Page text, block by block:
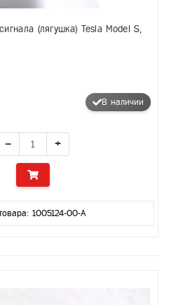
(лягушка) Tesla Model S,
В наличии
− +
1005124-00-A